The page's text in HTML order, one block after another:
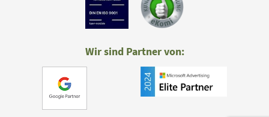
Wir sind Partner von: